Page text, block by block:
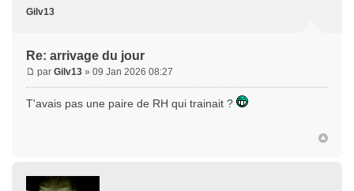
Gilv13
Re: arrivage du jour
par Gilv13 » 09 Jan 2026 08:27
T'avais pas une paire de RH qui trainait ?